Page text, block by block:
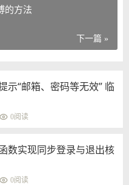
的方法
下一篇 »
示“邮箱、密码等无效” 临
0阅读
数实现同步登录与退出核
0阅读